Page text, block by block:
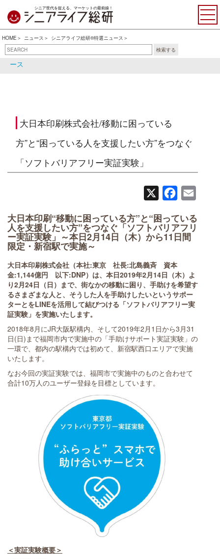
シニア世代を捉える、マーケットの最前線！
HOME ニュース
シニアライフ総研®特選ニュース
検索する
シニアライフ総研®特選ニュ
ース
シニア関連ニュース
大日本印刷株式会社/移動に困っている
方”と“困っている人を支援したい方”をつなぐ
「ソフトバリアフリー実証実験」
Facebook
大日本印刷“移動に困っている方”と“困っている
人を支援したい方”をつなぐ「ソフトバリアフリ
ー実証実験」～本日2月14日（木）から11日間
限定・新宿駅で実施～
大日本印刷株式会社（本社:東京 社長:北島義斉 資本
金:1,144億円 以下:DNP）は、本日2019年2月14日（木）よ
り2月24日（日）まで、街なかの移動に困り、手助けを希望す
るさまざまな人と、そうした人を手助けしたいというサポー
ターとをLINEを活用して結びつける「ソフトバリアフリー実
証実験」を実施いたします。
2018年8月にJR大阪駅構内、そして2019年2月1日から3月31
日(日)まで福岡市内で実施中の「手助けサポート実証実験」の
一環で、都内の駅構内では初めて、新宿駅西口エリアで実施
いたします。
なお今回の実証実験では、福岡市で実施中のものと合わせて
合計10万人のユーザー登録を目標としています。
＜実証実験概要＞